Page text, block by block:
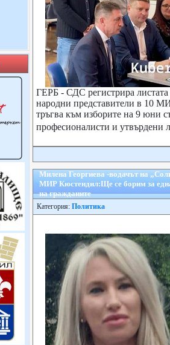
ГЕРБ - СДС регистрира листата
народни представители в 10
тръгва към изборите на 9 юни
професионалисти и утвърдени
Милена Георгиева -водачът на
МИР Кюстендил:Ще се борим за
на гражданите
Категория: Политика